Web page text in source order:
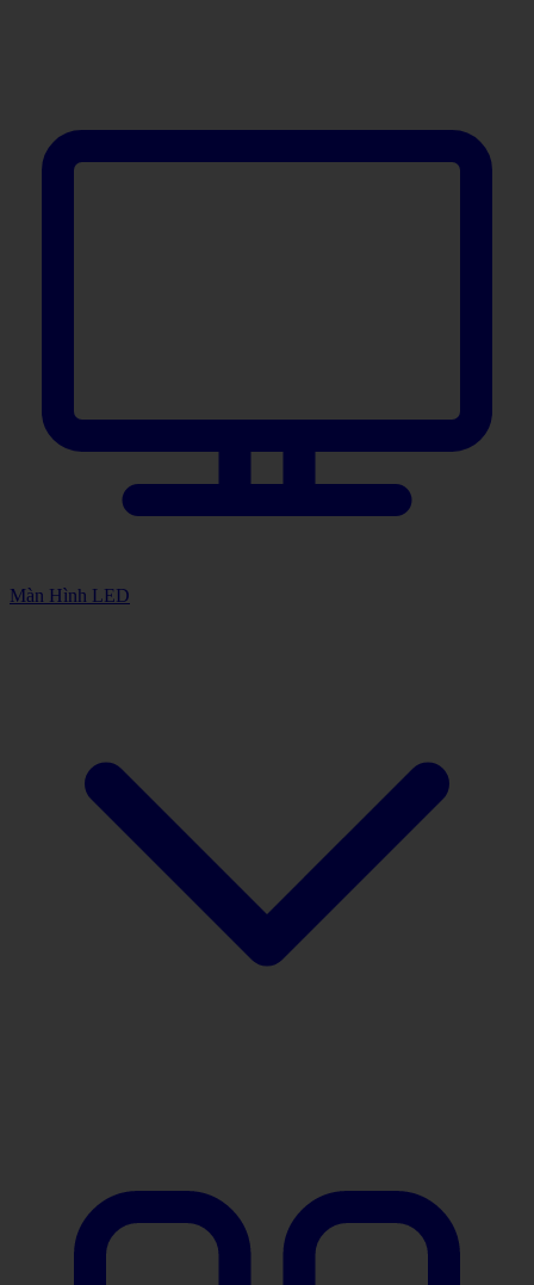
Màn Hình LED